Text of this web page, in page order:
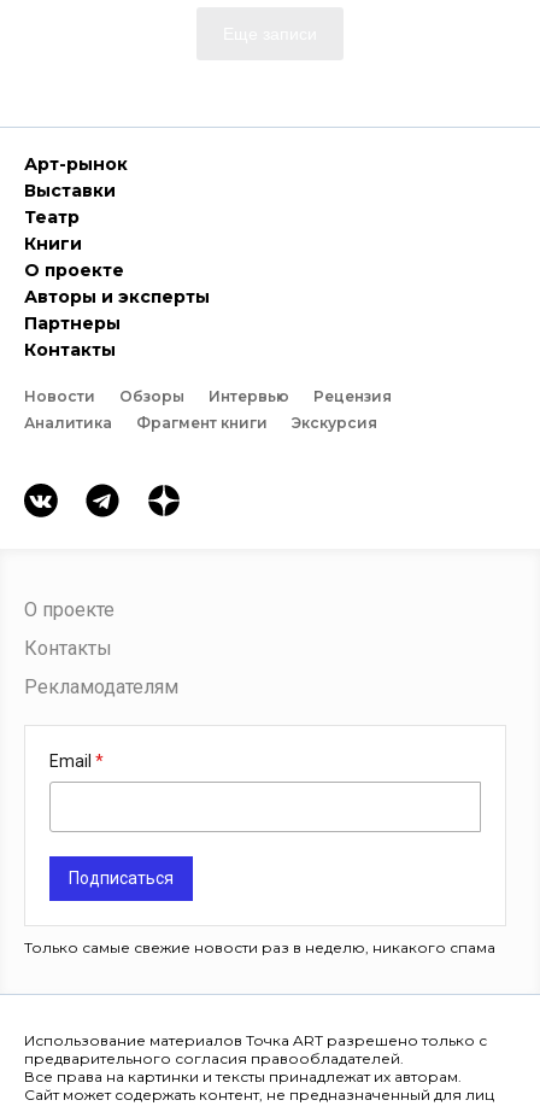
Арт-рынок
Выставки
Театр
Книги
О проекте
Авторы и эксперты
Партнеры
Контакты
Новости Обзоры Интервью
Рецензия
Аналитика
Фрагмент книги Экскурсия
О проекте
Контакты
Рекламодателям
Email
Подписаться
Только самые свежие новости раз в неделю, никакого спама
Использование материалов Точка ART разрешено только с
предварительного согласия правообладателей.
Все права на картинки и тексты принадлежат их авторам.
Сайт может содержать контент, не предназначенный для лиц